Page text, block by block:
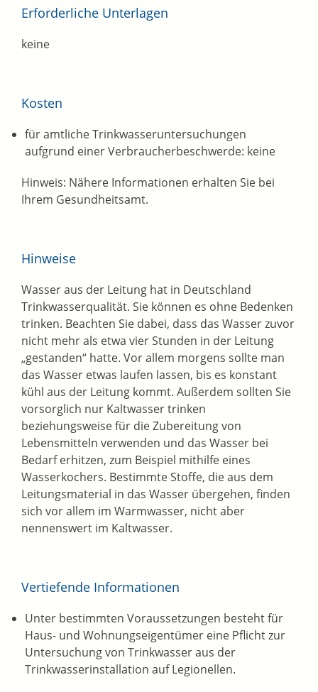
Erforderliche Unterlagen
keine
Kosten
für amtliche Trinkwasseruntersuchungen
aufgrund einer Verbraucherbeschwerde: keine
Hinweis: Nähere Informationen erhalten Sie bei
Ihrem Gesundheitsamt.
Hinweise
Wasser aus der Leitung hat in Deutschland
Trinkwasserqualität. Sie können es ohne Bedenken
trinken. Beachten Sie dabei, dass das Wasser zuvor
nicht mehr als etwa vier Stunden in der Leitung
„gestanden“ hatte. Vor allem morgens sollte man
das Wasser etwas laufen lassen, bis es konstant
kühl aus der Leitung kommt. Außerdem sollten Sie
vorsorglich nur Kaltwasser trinken
beziehungsweise für die Zubereitung von
Lebensmitteln verwenden und das Wasser bei
Bedarf erhitzen, zum Beispiel mithilfe eines
Wasserkochers. Bestimmte Stoffe, die aus dem
Leitungsmaterial in das Wasser übergehen, finden
sich vor allem im Warmwasser, nicht aber
nennenswert im Kaltwasser.
Vertiefende Informationen
Unter bestimmten Voraussetzungen besteht für
Haus- und Wohnungseigentümer eine Pflicht zur
Untersuchung von Trinkwasser aus der
Trinkwasserinstallation auf Legionellen.